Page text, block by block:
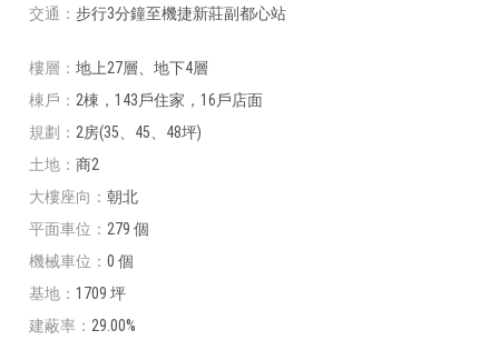
交通
步行3分鐘至機捷新莊副都心站
樓層
地上27層、地下4層
棟戶
2棟，143戶住家，16戶店面
規劃
2房(35、45、48坪)
土地
商2
大樓座向
朝北
平面車位
279 個
機械車位
0 個
基地
1709 坪
建蔽率
29.00%